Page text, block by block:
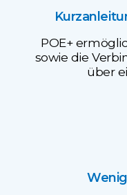
POE+
sowie die
über